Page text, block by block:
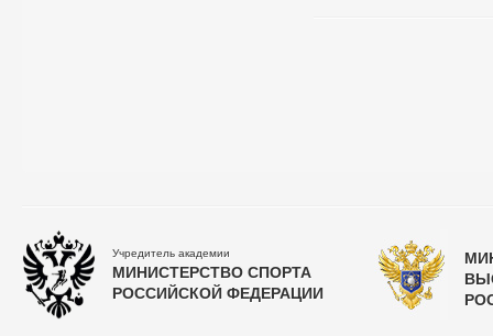
Учредитель академии
МИНИСТЕРСТВО СПОРТА
РОССИЙСКОЙ ФЕДЕРАЦИИ